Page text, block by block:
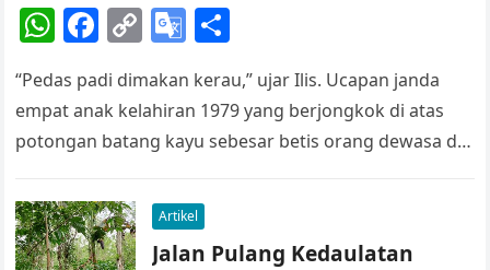
e
W
at
s
A
p
p
F
c
e
o
o
C
p
y
Li
n
k
G
o
gl
e
Tr
a
ar
e
“Pedas padi dimakan kerau,” ujar Ilis. Ucapan janda
empat anak kelahiran 1979 yang berjongkok di atas
potongan batang kayu sebesar betis orang dewasa di
Artikel
Jalan Pulang Kedaulatan